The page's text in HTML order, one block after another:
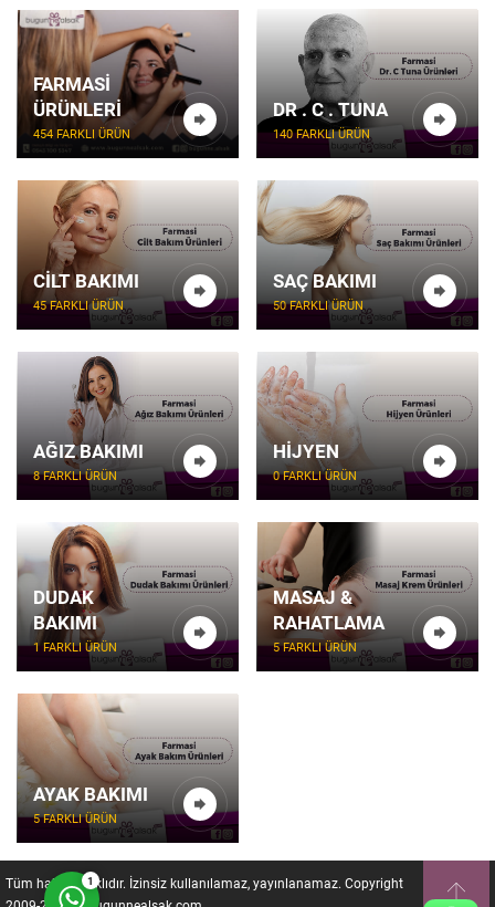
FARMASI
ÜRÜNLERI
454 FARKLI ÜRÜN
DR . C . TUNA
140 FARKLI ÜRÜN
CILT BAKIMI
45 FARKLI ÜRÜN
SAÇ BAKIMI
50 FARKLI ÜRÜN
AĞIZ BAKIMI
8 FARKLI ÜRÜN
HIJYEN
0 FARKLI ÜRÜN
DUDAK
BAKIMI
1 FARKLI ÜRÜN
MASAJ &
RAHATLAMA
5 FARKLI ÜRÜN
AYAK BAKIMI
5 FARKLI ÜRÜN
Tüm hakları saklıdır. İzinsiz kullanılamaz, yayınlanamaz. Copyright
Kazanç Temsilcisi
Cevap Yaz
1